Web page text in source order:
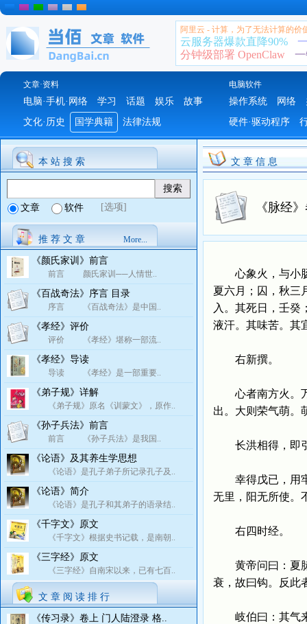
阿里云 - 计算，为了无法计算的价
云服务器爆款直降90%
分钟级部署 OpenClaw
文章·资料 电脑软件
电脑·手机·网络 学习 话题 娱乐
故事
文化·历史
国学典籍 法律法规
操作系统 网络
硬件·驱动程序
本 站 搜 索
文章 软件 [选项]
推 荐 文 章 More...
《颜氏家训》前言
前言 颜氏家训──人情世..
《百战奇法》序言 目录
序言 《百战奇法》是中国..
《孝经》评价
评价 《孝经》堪称一部流..
《孝经》导读
导读 《孝经》是一部重要..
《弟子规》详解
《弟子规》原名《训蒙文》，原作..
《孙子兵法》前言
前言 《孙子兵法》是我国..
《论语》及其养生学思想
《论语》是孔子弟子所记录孔子及..
《论语》简介
《论语》是孔子和其弟子的语录结..
《千字文》原文
《千字文》根据史书记载，是南朝..
《三字经》原文
《三字经》自南宋以来，已有七百..
文 章 阅 读 排 行
《传习录》卷上 门人陆澄录 格..
文 章 信 息
《脉经
心象火，与小肠
夏六月；囚，秋三
入。其死日，壬癸
液汗。其味苦。其
右新撰。
心者南方火。万
出。大则荣气萌。
长洪相得，即引
幸得戊已，用牢
无里，阳无所使。
右四时经。
黄帝问曰：夏脉
衰，故曰钩。反此
岐伯曰：其气来